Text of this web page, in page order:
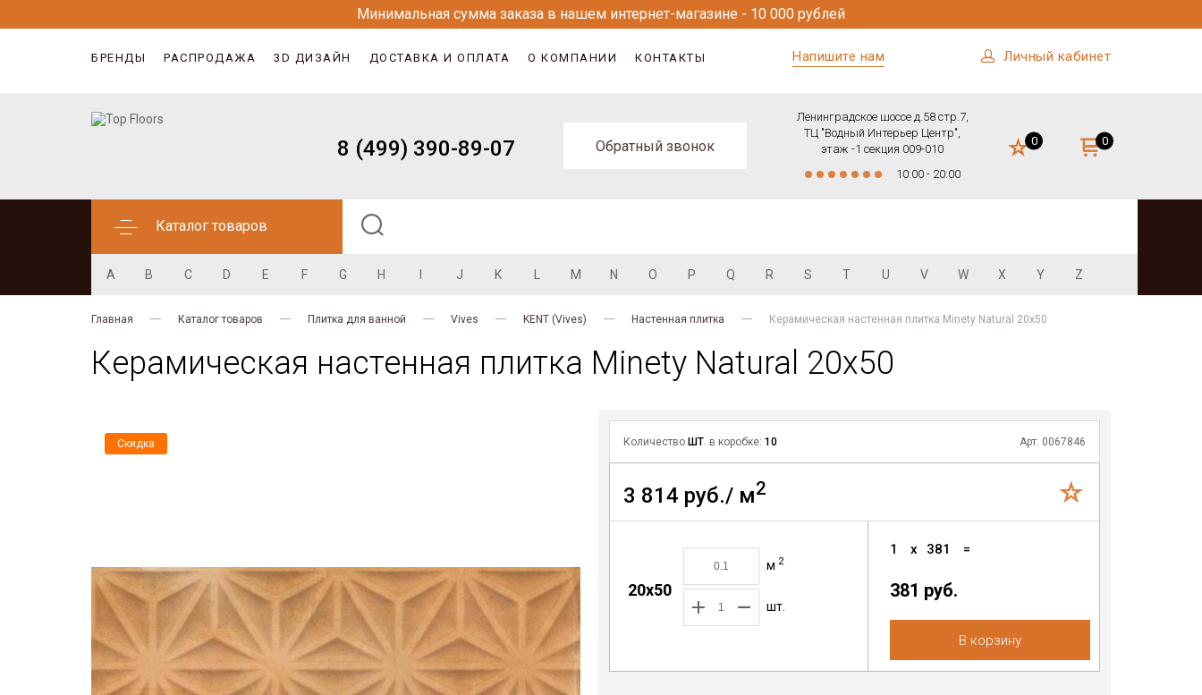
Минимальная сумма заказа в нашем интернет-магазине - 10 000 рублей
БРЕНДЫ РАСПРОДАЖА 3D ДИЗАЙН ДОСТАВКА И ОПЛАТА О КОМПАНИИ КОНТАКТЫ Напишите нам Личный кабинет
8 (499) 390-89-07 Обратный звонок
Ленинградское шоссе д.58 стр.7,
ТЦ "Водный Интерьер Центр",
этаж -1 секция 009-010
10:00 - 20:00
0 0
Каталог товаров
A B C D E F G H J K M N O P Q R S T U V W X Y Z
Главная Каталог товаров Плитка для ванной Vives KENT (Vives) Настенная плитка Керамическая настенная плитка Minety Natural 20x50
Керамическая настенная плитка Minety Natural 20x50
Скидка Количество ШТ. в коробке:10 Арт. 0067846
3 814 руб./ м2
20x50
м 2
шт.
1 x 381 =
381 руб.
В корзину